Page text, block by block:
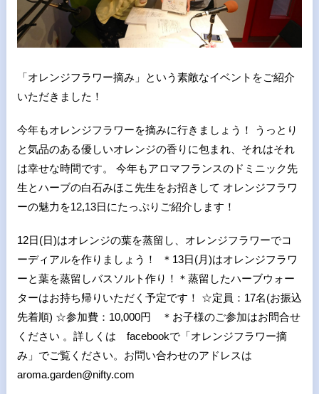
「オレンジフラワー摘み」という素敵なイベントをご紹介
いただきました！
今年もオレンジフラワーを摘みに行きましょう！ うっとり
と気品のある優しいオレンジの香りに包まれ、それはそれ
は幸せな時間です。 今年もアロマフランスのドミニック先
生とハーブの白石みほこ先生をお招きして オレンジフラワ
ーの魅力を12,13日にたっぷりご紹介します！
12日(日)はオレンジの葉を蒸留し、オレンジフラワーでコ
ーディアルを作りましょう！ ＊13日(月)はオレンジフラワ
ーと葉を蒸留しバスソルト作り！＊蒸留したハーブウォー
ターはお持ち帰りいただく予定です！ ☆定員：17名(お振込
先着順) ☆参加費：10,000円 ＊お子様のご参加はお問合せ
ください 。詳しくは facebookで「オレンジフラワー摘
み」でご覧ください。お問い合わせのアドレスは
aroma.garden@nifty.com